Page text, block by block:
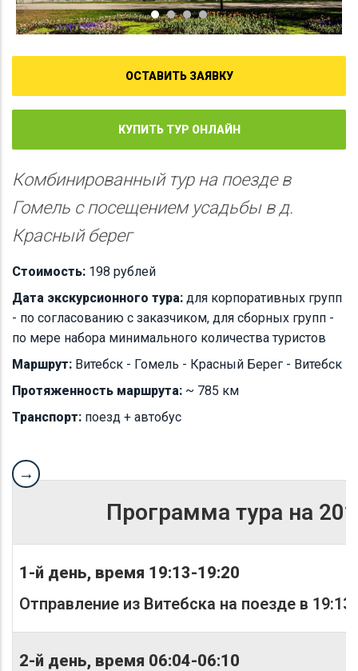
ОСТАВИТЬ ЗАЯВКУ
КУПИТЬ ТУР ОНЛАЙН
Комбинированный тур на поезде в
Гомель с посещением усадьбы в д.
Красный берег
Стоимость: 198 рублей
Дата экскурсионного тура: для корпоративных групп
- по согласованию с заказчиком, для сборных групп -
по мере набора минимального количества туристов
Маршрут: Витебск - Гомель - Красный Берег - Витебск
Протяженность маршрута: ~ 785 км
Транспорт: поезд + автобус
Программа тура на
1-й день, время 19:13-19:20
Отправление из Витебска на поезде в 19:13
2-й день, время 06:04-06:10